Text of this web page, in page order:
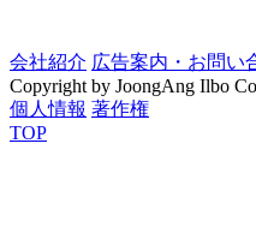
会社紹介 広告案内・お問い
Copyright by JoongAng Ilbo
個人情報 著作権
TOP